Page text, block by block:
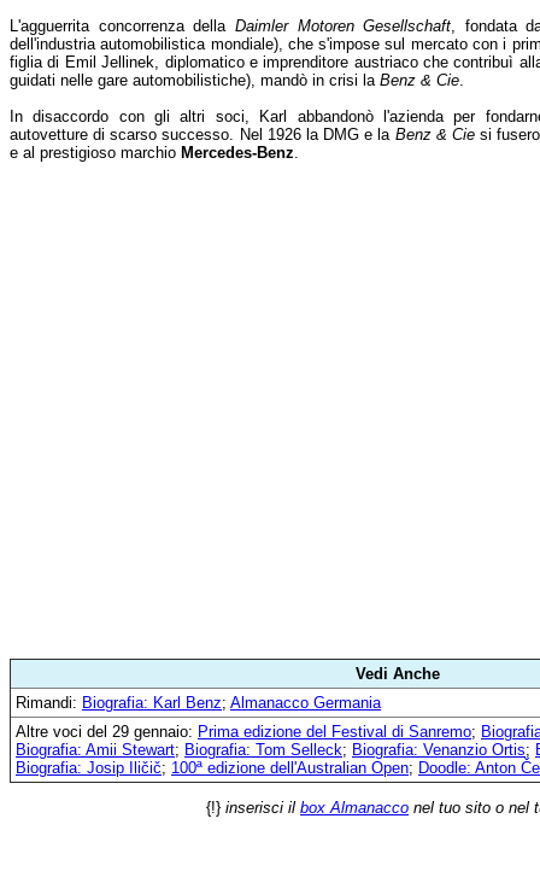
L'agguerrita concorrenza della Daimler Motoren Gesellschaft, fondata
dell'industria automobilistica mondiale), che s'impose sul mercato con i
figlia di Emil Jellinek, diplomatico e imprenditore austriaco che contribuì
guidati nelle gare automobilistiche), mandò in crisi la Benz & Cie.
In disaccordo con gli altri soci, Karl abbandonò l'azienda per
autovetture di scarso successo. Nel 1926 la DMG e la Benz & Ciesi fusero
e al prestigioso marchio Mercedes-Benz.
Vedi Anche
Rimandi: Biografia: Karl Benz; Almanacco Germania
Altre voci del 29 gennaio: Prima edizione del Festival di Sanremo;
Biografia: Amii Stewart; Biografia: Tom Selleck; Biografia: Venanzio Ortis;
Biografia: Josip Iličič; 100ª edizione dell'Australian Open; Doodle: Anton
{!} inserisci il box Almanacco nel tuo sito o nel